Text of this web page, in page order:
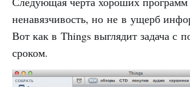
ненавязчивость, но не в ущерб
Вот как в Things выглядит задача с
сроком.